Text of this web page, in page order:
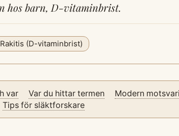
hos barn, D-vitaminbrist.
(D-vitaminbrist)
var Var du hittar termen Modern
Tips för släktforskare